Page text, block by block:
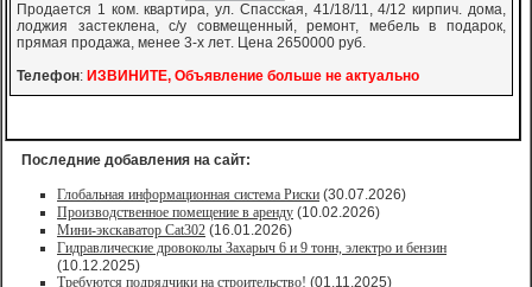
Продается 1 ком. квартира, ул. Спасская, 41/18/11, 4/12 кирпич. дома,
лоджия застеклена, с/у совмещенный, ремонт, мебель в подарок,
прямая продажа, менее 3-х лет. Цена 2650000 руб.
Телефон: ИЗВИНИТЕ, Объявление больше не актуально
Последние добавления на сайт:
Глобальная информационная система Риски (30.07.2026)
Производственное помещение в аренду (10.02.2026)
Мини-экскаватор Cat302 (16.01.2026)
Гидравлические дровоколы Захарыч 6 и 9 тонн, электро и бензин
(10.12.2025)
Требуются подрядчики на строительство! (01.11.2025)